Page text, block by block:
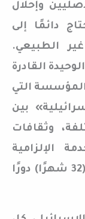
وإحلال
دائمًا إلى
الطبيعي.
القادرة
التي
بين
وثقافات
الإلزامية
المبكرة من سن 18 عامًا والطويلة (32 شهرًا) دورًا